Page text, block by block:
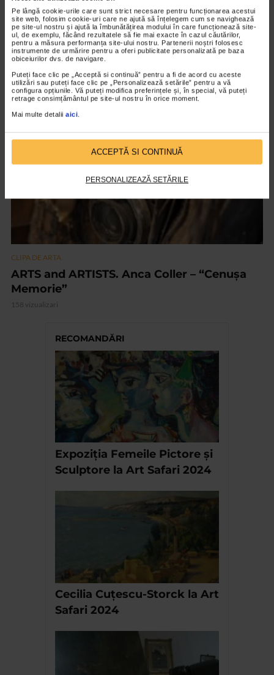
Pe lângă cookie-urile care sunt strict necesare pentru funcționarea acestui
site web, folosim cookie-uri care ne ajută să înțelegem cum se navighează
pe site-ul nostru și ajută la îmbunătățirea modului în care funcționează site-
ul, de exemplu, făcând rezultatele să fie mai exacte în cazul căutărilor,
pentru a măsura performanța site-ului nostru. Partenerii noștri folosesc
instrumente de urmărire pentru a oferi publicitate personalizată pe baza
obiceiurilor dvs. de navigare.
Puteți face clic pe „Acceptă si continuă” pentru a fi de acord cu aceste
utilizări sau puteți face clic pe „Personalizează setările” pentru a vă
configura opțiunile. Vă puteți modifica preferințele și, în special, vă puteți
retrage consimțământul pe site-ul nostru în orice moment.
Mai multe detalii aici
ACCEPTĂ SI CONTINUĂ
PERSONALIZEAZĂ SETĂRILE
CLIPA DE ARTA
Nicolae Tonitza – Pictor al copiilor
147 vizualizari
VIDEO
CLIPA DE ARTA
ARTS and ARTISTS. Anca Coller – “Cenușa
Memorie”
158 vizualizari
RECOMANDĂRI
Expoziţia Femeile Pictore și
Sculptore la Art Safari 2024
Cecilia Cuțescu-Storck la Art
Safari 2024